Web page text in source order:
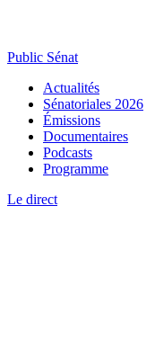
Public Sénat
Actualités
Sénatoriales 2026
Émissions
Documentaires
Podcasts
Programme
Le direct